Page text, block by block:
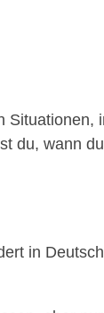
du, wann
in